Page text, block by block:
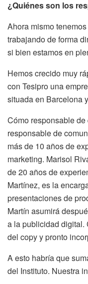
¿Quiénes son los
Ahora mismo
trabajando de forma
si bien estamos en
Hemos crecido muy
con Tesipro una
situada en Barcelona
Cómo responsable
responsable de
más de 10 años de
marketing. Marisol
de 20 años de
Martínez, es la
presentaciones de
Martín asumirá
a la publicidad digital.
del copy y pronto
A esto habría que
del Instituto. Nuestra